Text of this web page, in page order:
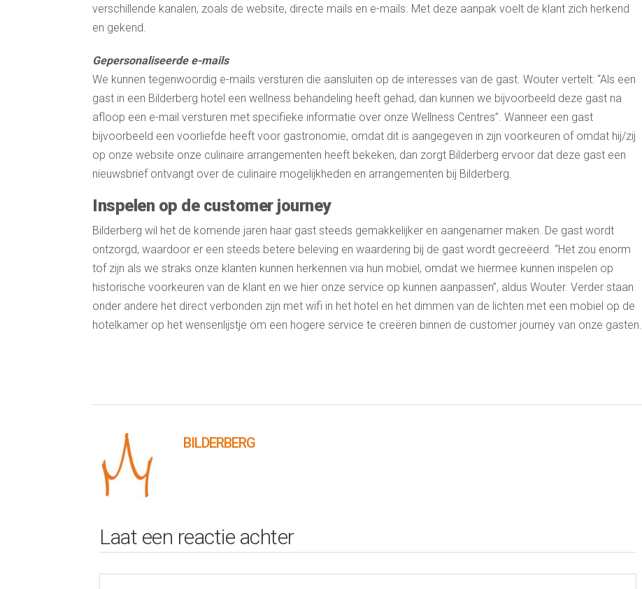
verschillende kanalen, zoals de website, directe mails en e-mails. Met deze aanpak voelt de klant zich herkend
en gekend.
Gepersonaliseerde e-mails
We kunnen tegenwoordig e-mails versturen die aansluiten op de interesses van de gast. Wouter vertelt: “Als een
gast in een Bilderberg hotel een wellness behandeling heeft gehad, dan kunnen we bijvoorbeeld deze gast na
afloop een e-mail versturen met specifieke informatie over onze Wellness Centres”. Wanneer een gast
bijvoorbeeld een voorliefde heeft voor gastronomie, omdat dit is aangegeven in zijn voorkeuren of omdat hij/zij
op onze website onze culinaire arrangementen heeft bekeken, dan zorgt Bilderberg ervoor dat deze gast een
nieuwsbrief ontvangt over de culinaire mogelijkheden en arrangementen bij Bilderberg.
Inspelen op de customer journey
Bilderberg wil het de komende jaren haar gast steeds gemakkelijker en aangenamer maken. De gast wordt
ontzorgd, waardoor er een steeds betere beleving en waardering bij de gast wordt gecreëerd. “Het zou enorm
tof zijn als we straks onze klanten kunnen herkennen via hun mobiel, omdat we hiermee kunnen inspelen op
historische voorkeuren van de klant en we hier onze service op kunnen aanpassen”, aldus Wouter. Verder staan
onder andere het direct verbonden zijn met wifi in het hotel en het dimmen van de lichten met een mobiel op de
hotelkamer op het wensenlijstje om een hogere service te creëren binnen de customer journey van onze gasten.
BILDERBERG
Laat een reactie achter